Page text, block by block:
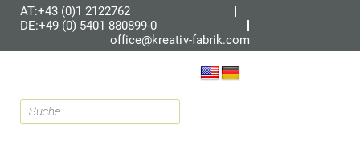
AT:+43 (0)1 2122762
DE:+49 (0) 5401 880899-0
office@kreativ-fabrik.com